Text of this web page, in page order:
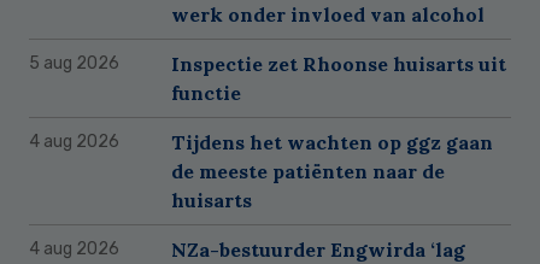
werk onder invloed van alcohol
5 aug 2026
Inspectie zet Rhoonse huisarts uit
functie
4 aug 2026
Tijdens het wachten op ggz gaan
de meeste patiënten naar de
huisarts
4 aug 2026
NZa-bestuurder Engwirda ‘lag